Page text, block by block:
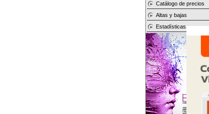
Catálogo de precios
Altas y bajas
Estadísticas